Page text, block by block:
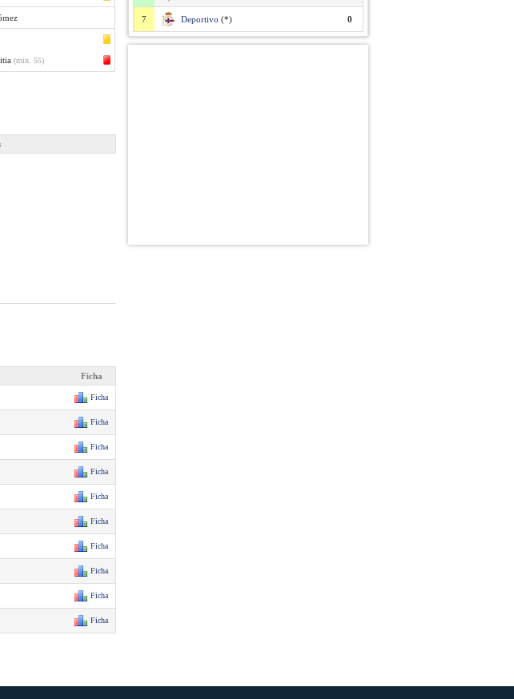
(min. 55)
Ficha
Ficha
Ficha
Ficha
Ficha
Ficha
Ficha
Ficha
Ficha
Ficha
Ficha
7 Deportivo (*) 0